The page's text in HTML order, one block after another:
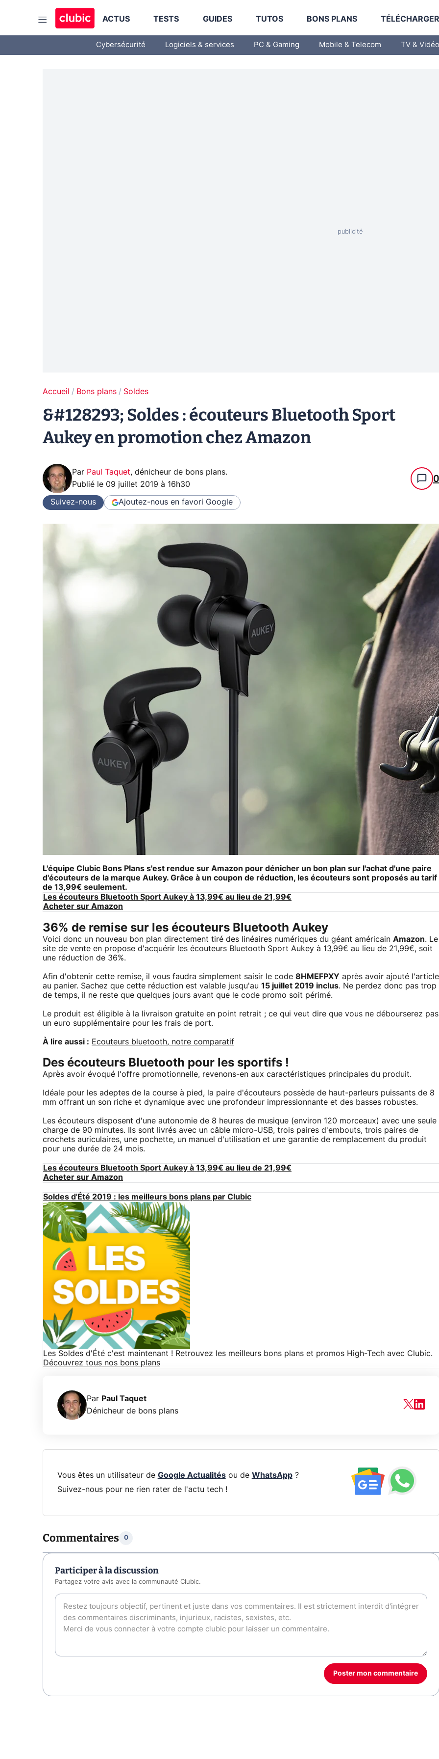
ACTUS TESTS GUIDES TUTOS BONS PLANS
Cybersécurité Logiciels & services PC & Gaming Mobile & Telecom TV & Vidéo
Accueil Bons plans Soldes
&#128293; Soldes : écouteurs Bluetooth Sport
Aukey en promotion chez Amazon
Par Paul Taquet, dénicheur de bons plans.
Publié le 09 juillet 2019 à 16h30 0
Suivez-nous Ajoutez-nous en favori Google
L'équipe Clubic Bons Plans s'est rendue sur Amazon pour dénicher un bon plan sur l'achat d'une paire
d'écouteurs de la marque Aukey. Grâce à un coupon de réduction, les écouteurs sont proposés au tarif
de 13,99€ seulement.
Les écouteurs Bluetooth Sport Aukey à 13,99€ au lieu de 21,99€
Acheter sur Amazon
36% de remise sur les écouteurs Bluetooth Aukey
Voici donc un nouveau bon plan directement tiré des linéaires numériques du géant américain Amazon. Le
site de vente en propose d'acquérir les écouteurs Bluetooth Sport Aukey à 13,99€ au lieu de 21,99€, soit
une réduction de 36%.
Afin d'obtenir cette remise, il vous faudra simplement saisir le code 8HMEFPXY après avoir ajouté l'article
au panier. Sachez que cette réduction est valable jusqu'au 15 juillet 2019 inclus. Ne perdez donc pas trop
de temps, il ne reste que quelques jours avant que le code promo soit périmé.
Le produit est éligible à la livraison gratuite en point retrait ; ce qui veut dire que vous ne débourserez pas
un euro supplémentaire pour les frais de port.
À lire aussi : Ecouteurs bluetooth, notre comparatif
Des écouteurs Bluetooth pour les sportifs !
Après avoir évoqué l'offre promotionnelle, revenons-en aux caractéristiques principales du produit.
Idéale pour les adeptes de la course à pied, la paire d'écouteurs possède de haut-parleurs puissants de 8
mm offrant un son riche et dynamique avec une profondeur impressionnante et des basses robustes.
Les écouteurs disposent d'une autonomie de 8 heures de musique (environ 120 morceaux) avec une seule
charge de 90 minutes. Ils sont livrés avec un câble micro-USB, trois paires d'embouts, trois paires de
crochets auriculaires, une pochette, un manuel d'utilisation et une garantie de remplacement du produit
pour une durée de 24 mois.
Les écouteurs Bluetooth Sport Aukey à 13,99€ au lieu de 21,99€
Acheter sur Amazon
Soldes d'Été 2019 : les meilleurs bons plans par Clubic
Les Soldes d'Été c'est maintenant ! Retrouvez les meilleurs bons plans et promos High-Tech avec Clubic.
Découvrez tous nos bons plans
Par Paul Taquet
Dénicheur de bons plans
Vous êtes un utilisateur de Google Actualitésou de WhatsApp?
Suivez-nous pour ne rien rater de l'actu tech !
Commentaires 0
Participer à la discussion
Partagez votre avis avec la communauté Clubic.
Poster mon commentaire